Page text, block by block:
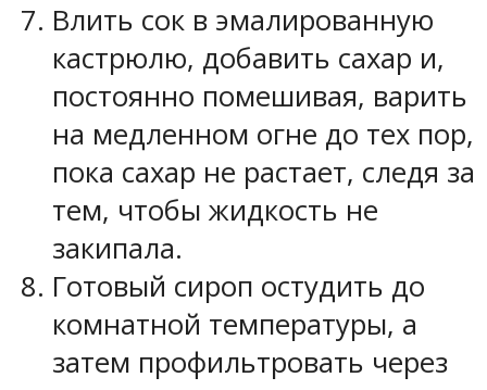
Влить сок в эмалированную
кастрюлю, добавить сахар и,
постоянно помешивая, варить
на медленном огне до тех пор,
пока сахар не растает, следя за
тем, чтобы жидкость не
закипала.
Готовый сироп остудить до
комнатной температуры, а
затем профильтровать через